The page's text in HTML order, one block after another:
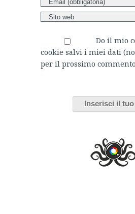
Do il mio
cookie salvi i miei dati
per il prossimo